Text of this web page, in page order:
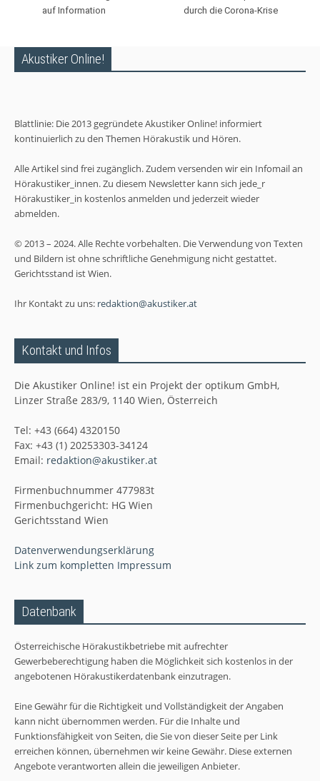
auf Information
durch die Corona-Krise
Akustiker Online!
Blattlinie: Die 2013 gegründete Akustiker Online! informiert
kontinuierlich zu den Themen Hörakustik und Hören.
Alle Artikel sind frei zugänglich. Zudem versenden wir ein Infomail an
Hörakustiker_innen. Zu diesem Newsletter kann sich jede_r
Hörakustiker_in kostenlos anmelden und jederzeit wieder
abmelden.
© 2013 – 2024. Alle Rechte vorbehalten. Die Verwendung von Texten
und Bildern ist ohne schriftliche Genehmigung nicht gestattet.
Gerichtsstand ist Wien.
Ihr Kontakt zu uns: redaktion@akustiker.at
Kontakt und Infos
Die Akustiker Online! ist ein Projekt der optikum GmbH,
Linzer Straße 283/9, 1140 Wien, Österreich
Tel: +43 (664) 4320150
Fax: +43 (1) 20253303-34124
Email: redaktion@akustiker.at
Firmenbuchnummer 477983t
Firmenbuchgericht: HG Wien
Gerichtsstand Wien
Datenverwendungserklärung
Link zum kompletten Impressum
Datenbank
Österreichische Hörakustikbetriebe mit aufrechter
Gewerbeberechtigung haben die Möglichkeit sich kostenlos in der
angebotenen Hörakustikerdatenbank einzutragen.
Eine Gewähr für die Richtigkeit und Vollständigkeit der Angaben
kann nicht übernommen werden. Für die Inhalte und
Funktionsfähigkeit von Seiten, die Sie von dieser Seite per Link
erreichen können, übernehmen wir keine Gewähr. Diese externen
Angebote verantworten allein die jeweiligen Anbieter.